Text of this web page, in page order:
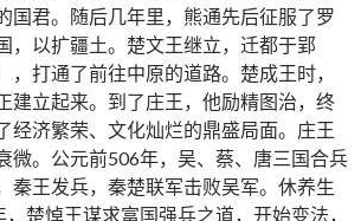
国君。随后几年里，熊通先后征服了罗
，以扩疆土。楚文王继立，迁都于郢
，打通了前往中原的道路。楚成王时，
建立起来。到了庄王，他励精图治，终
经济繁荣、文化灿烂的鼎盛局面。庄王
微。公元前506年，吴、蔡、唐三国合兵
秦王发兵，秦楚联军击败吴军。休养生
楚悼王谋求富国强兵之道，开始变法，